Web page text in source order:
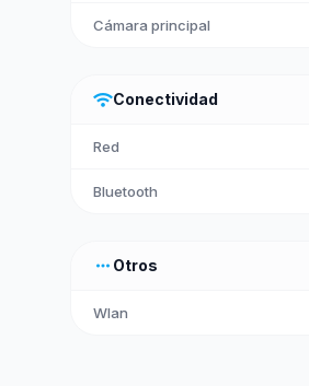
Cámara principal
wifiConectividad
Red
Bluetooth
more_horiz Otros
Wlan